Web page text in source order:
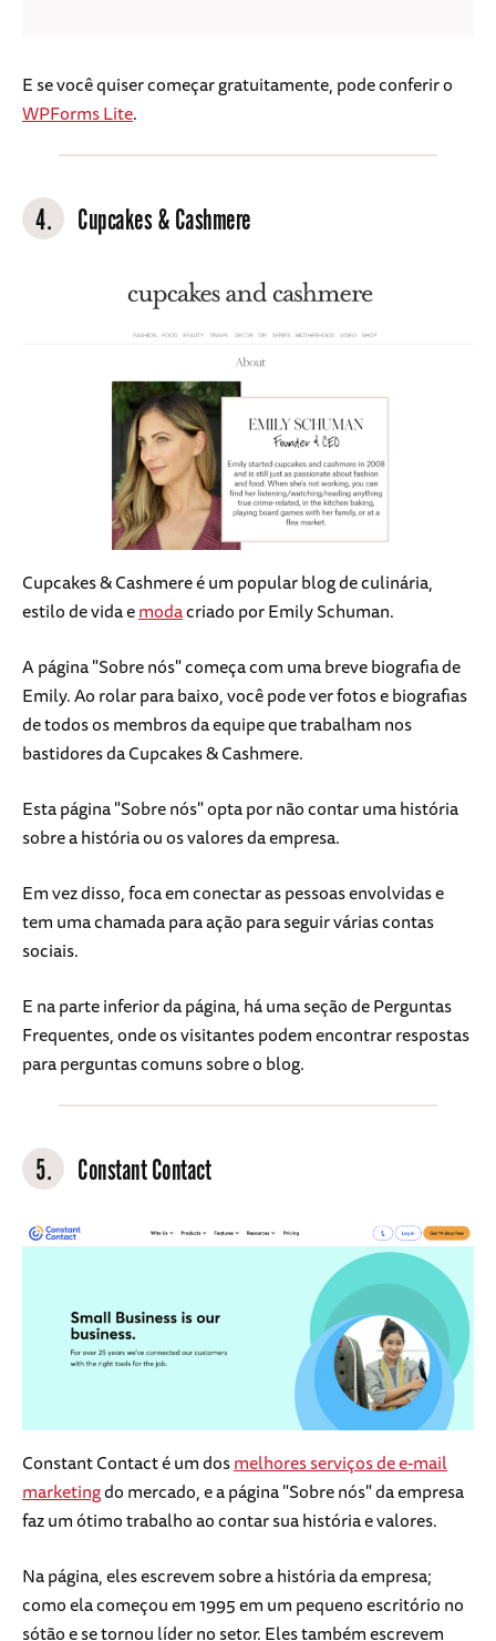
E se você quiser começar gratuitamente, pode conferir o
WPForms Lite.
4. Cupcakes & Cashmere
Cupcakes & Cashmere é um popular blog de culinária,
estilo de vida emodacriado por Emily Schuman.
A página "Sobre nós" começa com uma breve biografia de
Emily. Ao rolar para baixo, você pode ver fotos e biografias
de todos os membros da equipe que trabalham nos
bastidores da Cupcakes & Cashmere.
Esta página "Sobre nós" opta por não contar uma história
sobre a história ou os valores da empresa.
Em vez disso, foca em conectar as pessoas envolvidas e
tem uma chamada para ação para seguir várias contas
sociais.
E na parte inferior da página, há uma seção de Perguntas
Frequentes, onde os visitantes podem encontrar respostas
para perguntas comuns sobre o blog.
5. Constant Contact
Constant Contact é um dosmelhores serviços de e-mail
marketingdo mercado, e a página "Sobre nós" da empresa
faz um ótimo trabalho ao contar sua história e valores.
Na página, eles escrevem sobre a história da empresa;
como ela começou em 1995 em um pequeno escritório no
sótão e se tornou líder no setor. Eles também escrevem